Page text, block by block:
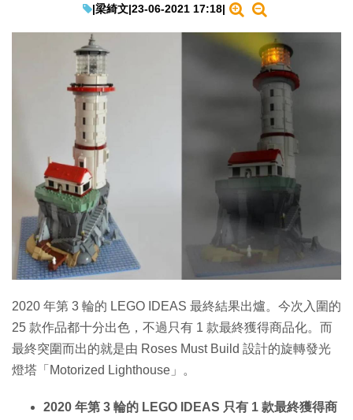
教學評測
生成式AI與雲端應用
Enterprise Digital Transformation
|梁綺文|23-06-2021 17:18|
2020 年第 3 輪的 LEGO IDEAS 最終結果出爐。今次入圍的
25 款作品都十分出色，不過只有 1 款最終獲得商品化。而
最終突圍而出的就是由 Roses Must Build 設計的旋轉發光
燈塔「Motorized Lighthouse」。
2020 年第 3 輪的 LEGO IDEAS 只有 1 款最終獲得商